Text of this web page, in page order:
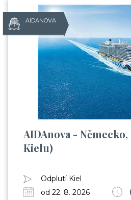
AIDANOVA
AIDAnova -
Kielu)
Odplutí Kiel
od 22. 8. 2026